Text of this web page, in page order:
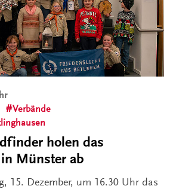
Verbände
holen das
Münster ab
15. Dezember, um 16.30 Uhr das